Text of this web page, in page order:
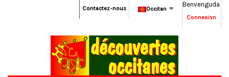
Benvenguda
Connexion
Occitan
Contactez-nous